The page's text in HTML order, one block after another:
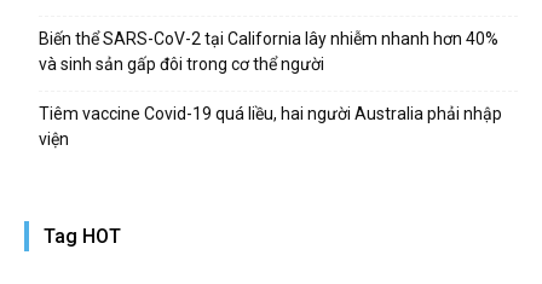
Biến thể SARS-CoV-2 tại California lây nhiễm nhanh hơn 40%
và sinh sản gấp đôi trong cơ thể người
Tiêm vaccine Covid-19 quá liều, hai người Australia phải nhập
viện
Tag HOT